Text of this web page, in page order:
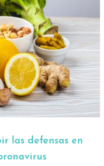
las defensas en